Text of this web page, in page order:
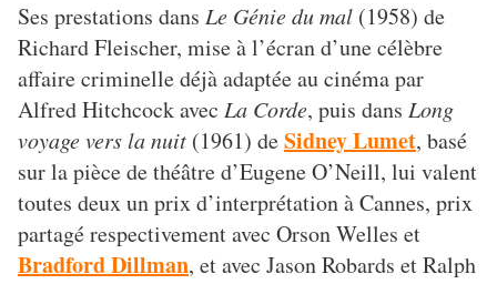
Ses prestations dans Le Génie du mal (1958) de
Richard Fleischer, mise à l’écran d’une célèbre
affaire criminelle déjà adaptée au cinéma par
Alfred Hitchcock avec La Corde, puis dans Long
voyage vers la nuit (1961) deSidney Lumet, basé
sur la pièce de théâtre d’Eugene O’Neill, lui valent
toutes deux un prix d’interprétation à Cannes, prix
partagé respectivement avec Orson Welles et
Bradford Dillman, et avec Jason Robards et Ralph